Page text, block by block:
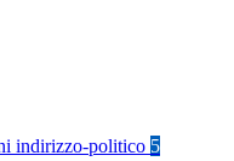
indirizzo-politico 5